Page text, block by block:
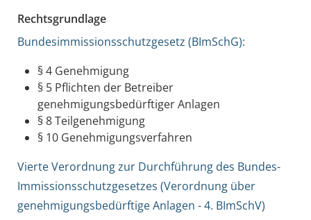
Rechtsgrundlage
Bundesimmissionsschutzgesetz (BImSchG):
§ 4 Genehmigung
§ 5 Pflichten der Betreiber
genehmigungsbedürftiger Anlagen
§ 8 Teilgenehmigung
§ 10 Genehmigungsverfahren
Vierte Verordnung zur Durchführung des Bundes-
Immissionsschutzgesetzes (Verordnung über
genehmigungsbedürftige Anlagen - 4. BImSchV)